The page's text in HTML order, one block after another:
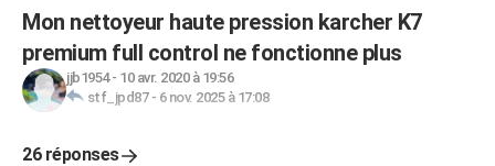
Mon nettoyeur haute pression karcher K7
premium full control ne fonctionne plus
jjb1954- 10 avr. 2020 à 19:56
stf_jpd87- 6 nov. 2025 à 17:08
26 réponses